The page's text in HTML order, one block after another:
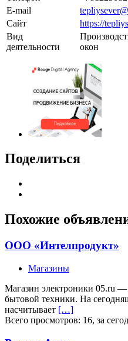
E-mail
Сайт
https://
Вид
деятельности
окон
Поделиться
Похожие
ООО «Интелпродукт»
Магазины
Магазин электроники 05.ru —
бытовой техники. На
насчитывает […]
Всего просмотров: 16, за